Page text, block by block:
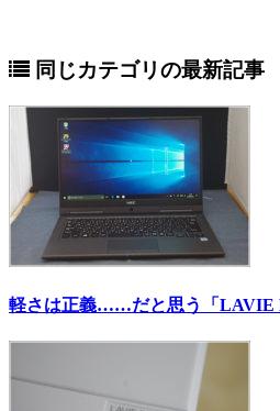
同じカテゴリの最新記事
軽さは正義……だと思う「LAVIE